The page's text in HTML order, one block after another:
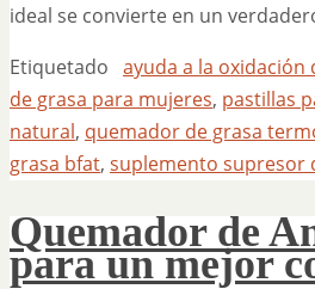
ideal se convierte en un
Etiquetado ayuda a la oxidación
de grasa para mujeres, pastillas
natural, quemador de grasa
grasa bfat, suplemento supresor
Quemador de
para un mejor